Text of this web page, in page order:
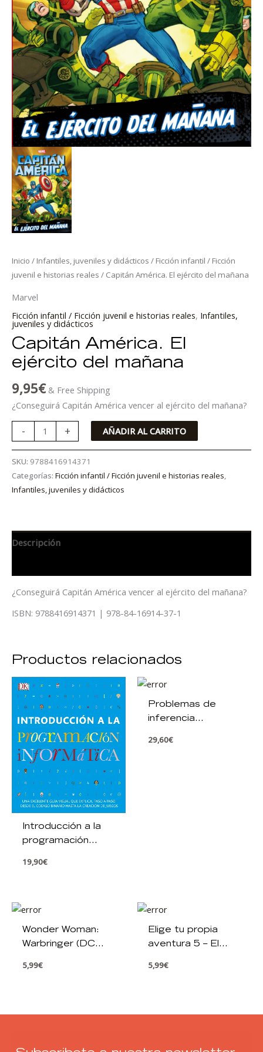
Inicio / Infantiles, juveniles y didácticos / Ficción infantil / Ficción
juvenil e historias reales / Capitán América. El ejército del mañana
Marvel
Ficción infantil / Ficción juvenil e historias reales, Infantiles,
juveniles y didácticos
Capitán América. El
ejército del mañana
9,95€ & Free Shipping
¿Conseguirá Capitán América vencer al ejército del mañana?
- + AÑADIR AL CARRITO
SKU: 9788416914371
Categorías: Ficción infantil / Ficción juvenil e historias reales,
Infantiles, juveniles y didácticos
Descripción
¿Conseguirá Capitán América vencer al ejército del mañana?
ISBN: 9788416914371 | 978-84-16914-37-1
Productos relacionados
Introducción a la
programación
19,90€
Problemas de
inferencia
29,60€
Wonder Woman:
Warbringer (DC
5,99€
Elige tu propia
aventura 5 – El
5,99€